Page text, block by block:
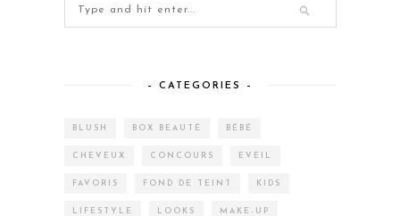
– CATEGORIES –
BLUSH BOX BEAUTÉ BÉBÉ
CHEVEUX CONCOURS EVEIL
FAVORIS FOND DE TEINT KIDS
LIFESTYLE LOOKS MAKE-UP